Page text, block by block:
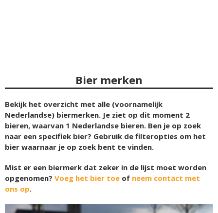
Bier merken
Bekijk het overzicht met alle (voornamelijk
Nederlandse) biermerken. Je ziet op dit moment 2
bieren, waarvan 1 Nederlandse bieren. Ben je op zoek
naar een specifiek bier? Gebruik de filteropties om het
bier waarnaar je op zoek bent te vinden.
Mist er een biermerk dat zeker in de lijst moet worden
opgenomen? Voeg het bier toe of neem contact met
ons op.